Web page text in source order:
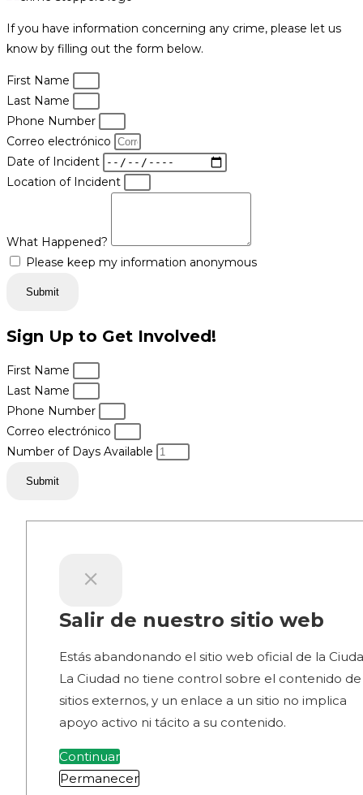
If you have information concerning any crime, please let us
know by filling out the form below.
First Name
Last Name
Phone Number
Correo electrónico
Date of Incident
Location of Incident
What Happened?
Please keep my information anonymous
Submit
Sign Up to Get Involved!
First Name
Last Name
Phone Number
Correo electrónico
Number of Days Available
Submit
Salir de nuestro sitio web
Estás abandonando el sitio web oficial de la
La Ciudad no tiene control sobre el contenido de
sitios externos, y un enlace a un sitio no implica
apoyo activo ni tácito a su contenido.
Continuar
Permanecer